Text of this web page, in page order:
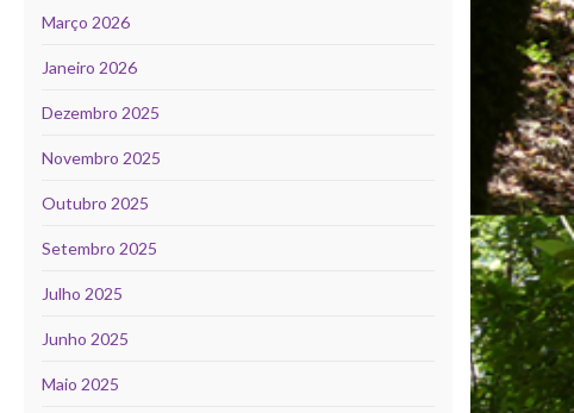
Março 2026
Janeiro 2026
Dezembro 2025
Novembro 2025
Outubro 2025
Setembro 2025
Julho 2025
Junho 2025
Maio 2025